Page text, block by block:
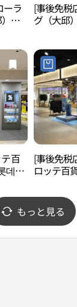
ーラ
店
[事後免税
グ（大邱
百
데백
[事後免税
ロッテ百
もっと見る